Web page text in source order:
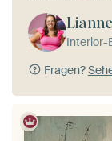
Lianne
Interior-
Fragen?